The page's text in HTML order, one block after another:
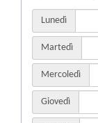
Lunedì
Martedì
Mercoledì
Giovedì